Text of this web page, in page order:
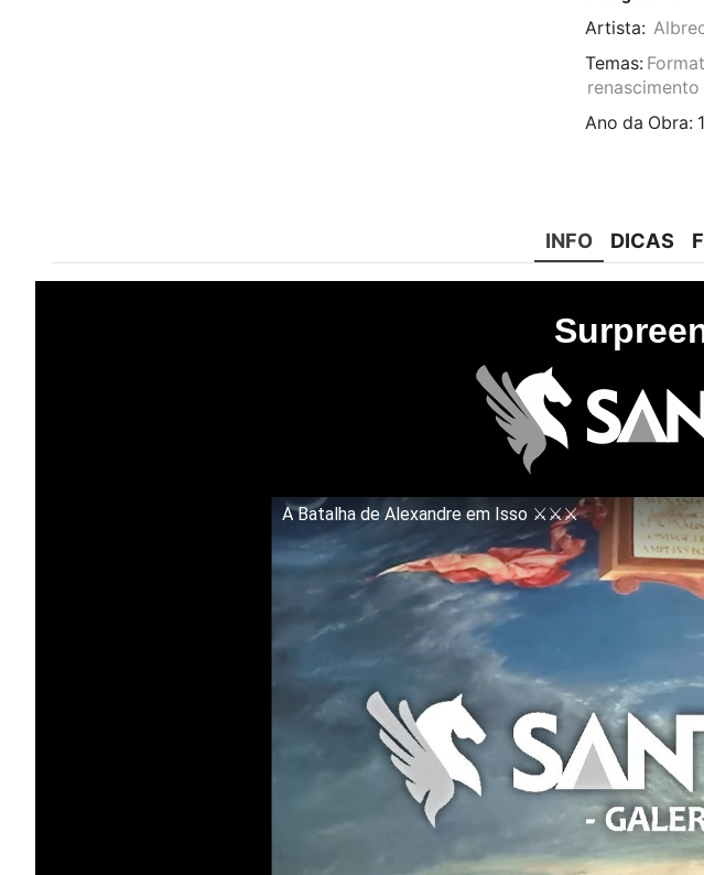
Artista:
Temas:
renascimento
Ano da Obra:
INFO DICAS
A Batalha de Alexandre em Isso ⚔⚔⚔